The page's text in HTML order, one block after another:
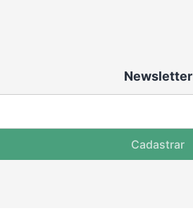
Newsletter
Cadastrar